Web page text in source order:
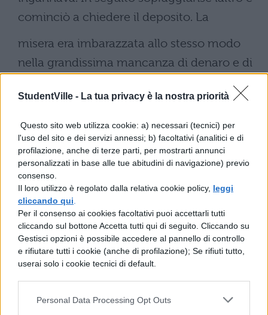
StudentVille - La tua privacy è la nostra priorità
Questo sito web utilizza cookie: a) necessari (tecnici) per
l'uso del sito e dei servizi annessi; b) facoltativi (analitici e di
profilazione, anche di terze parti, per mostrarti annunci
personalizzati in base alle tue abitudini di navigazione) previo
consenso.
Il loro utilizzo è regolato dalla relativa cookie policy, leggi
cliccando qui
Per il consenso ai cookies facoltativi puoi accettarli tutti
cliccando sul bottone Accetta tutti qui di seguito. Cliccando su
Gestisci opzioni è possibile accedere al pannello di controllo
e rifiutare tutti i cookie (anche di profilazione); Se rifiuti tutto,
userai solo i cookie tecnici di default.
Personal Data Processing Opt Outs
cominciò a chiedere il deposito. La
misera era imbarazzata allo stesso modo
nella grandissima mancanza di denaro e di
apparve Demostene come protettore che
venne in professione di avvocato. << La
donna, disse, era stata preparata con la
fiducia della consegna, ma se non avrà
indotto il socio, non può fare ciò,
allorquando, come egli stesso tu gridi,
essendo stata detta questa regola che non
fosse annoverato il denaro dellaltro senza
laltro>>.